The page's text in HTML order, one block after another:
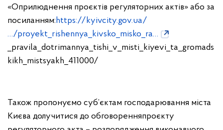
«Оприлюднення проєктів регуляторних актів» або за
посиланням:https://kyivcity.gov.ua/
…/proyekt_rishennya_kivsko_misko_ra…
_pravila_dotrimannya_tishi_v_misti_kiyevi_ta_gromads
kikh_mistsyakh_411000/
Також пропонуємо суб’єктам господарювання міста
Києва долучитися до обговоренняпроєкту